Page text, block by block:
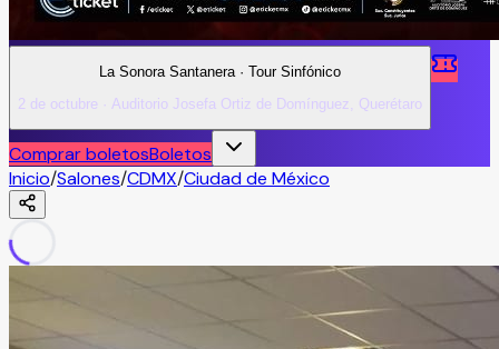
La Sonora Santanera · Tour Sinfónico
2 de octubre · Auditorio Josefa Ortiz de Domínguez, Querétaro
Comprar boletosBoletos
Inicio/Salones/CDMX/Ciudad de México